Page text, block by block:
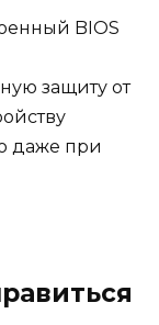
BIOS
защиту от
даже при